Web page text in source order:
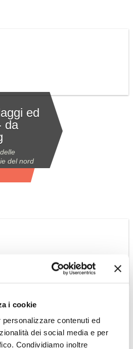
i cookie
contenuti ed
dei social media e per
Condividiamo inoltre
ed
da
del nord
Poon
della